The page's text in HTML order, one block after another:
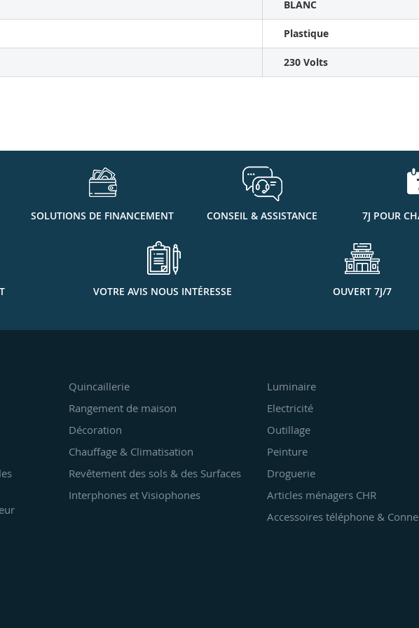
BLANC
Plastique
230 Volts
SOLUTIONS DE FINANCEMENT CONSEIL & ASSISTANCE 7J POUR
VOTRE AVIS NOUS INTÉRESSE OUVERT 7J/7
Quincaillerie
Rangement de maison
Décoration
Chauffage & Climatisation
Revêtement des sols & des Surfaces
Interphones et Visiophones
Luminaire
Electricité
Outillage
Peinture
Droguerie
Articles ménagers CHR
Accessoires téléphone &